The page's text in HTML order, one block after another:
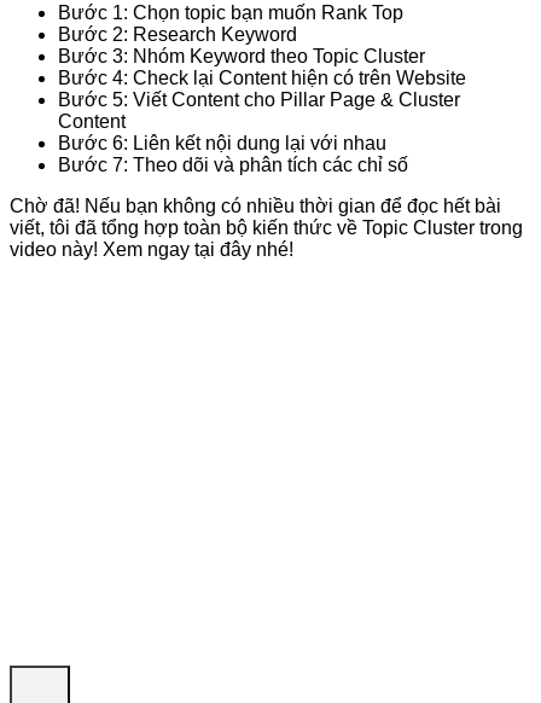
Bước 1: Chọn topic bạn muốn Rank Top
Bước 2: Research Keyword
Bước 3: Nhóm Keyword theo Topic Cluster
Bước 4: Check lại Content hiện có trên Website
Bước 5: Viết Content cho Pillar Page & Cluster
Content
Bước 6: Liên kết nội dung lại với nhau
Bước 7: Theo dõi và phân tích các chỉ số
Chờ đã! Nếu bạn không có nhiều thời gian để đọc hết bài
viết, tôi đã tổng hợp toàn bộ kiến thức về Topic Cluster trong
video này! Xem ngay tại đây nhé!